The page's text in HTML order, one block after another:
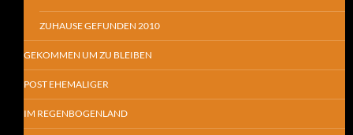
ZUHAUSE GEFUNDEN 2010
GEKOMMEN UM ZU BLEIBEN
POST EHEMALIGER
IM REGENBOGENLAND